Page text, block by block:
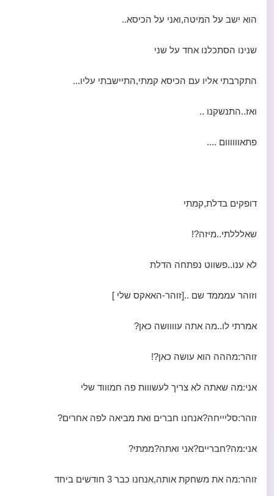
הוא ישב על המיטה,ואני על הכיסא..
שנינו הסתכלנו אחד על שני
התקרבתי אליו עם הכיסא קמתי,התיישבתי עליו...
ואז..התנשקנו ..
פתאוווווום ....
דופקים בדלת,קמתי
שאלללתי..מיזה?!
לא ענו..פשווט נפתחה הדלת
וזוהר עמממד שם ..[זוהר-האאקס שלי ]
אמרתי לו..מה אתה עוווושה כאן?
זוהר:מההה הוא עושה כאן?!
אני:מה שאתה לא צריך לעשווות פה חמוווד שלי
זוהר:סליייחה?אנחנו חברים ואת מביאה לפה אחרים?
אני:מה?חבריים?אני ואתה?ממתי?
זוהר:מה את משחקת אותה,אנחנו כבר 3 חודשים ביחד